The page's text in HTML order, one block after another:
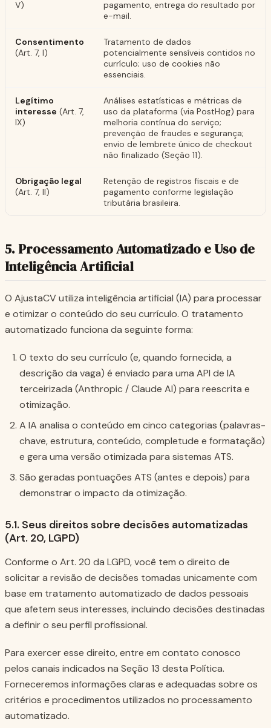
V)
pagamento, entrega do resultado por
e-mail.
Consentimento
(Art. 7, I)
Tratamento de dados
potencialmente sensíveis contidos no
currículo; uso de cookies não
essenciais.
Legítimo
interesse (Art. 7,
IX)
Análises estatísticas e métricas de
uso da plataforma (via PostHog) para
melhoria contínua do serviço;
prevenção de fraudes e segurança;
envio de lembrete único de checkout
não finalizado (Seção 11).
Obrigação legal
(Art. 7, II)
Retenção de registros fiscais e de
pagamento conforme legislação
tributária brasileira.
5. Processamento Automatizado e Uso de
Inteligência Artificial
O AjustaCV utiliza inteligência artificial (IA) para processar
e otimizar o conteúdo do seu currículo. O tratamento
automatizado funciona da seguinte forma:
O texto do seu currículo (e, quando fornecida, a
descrição da vaga) é enviado para uma API de IA
terceirizada (Anthropic / Claude AI) para reescrita e
otimização.
A IA analisa o conteúdo em cinco categorias (palavras-
chave, estrutura, conteúdo, completude e formatação)
e gera uma versão otimizada para sistemas ATS.
São geradas pontuações ATS (antes e depois) para
demonstrar o impacto da otimização.
5.1. Seus direitos sobre decisões automatizadas
(Art. 20, LGPD)
Conforme o Art. 20 da LGPD, você tem o direito de
solicitar a revisão de decisões tomadas unicamente com
base em tratamento automatizado de dados pessoais
que afetem seus interesses, incluindo decisões destinadas
a definir o seu perfil profissional.
Para exercer esse direito, entre em contato conosco
pelos canais indicados na Seção 13 desta Política.
Forneceremos informações claras e adequadas sobre os
critérios e procedimentos utilizados no processamento
automatizado.